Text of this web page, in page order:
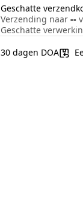
Geschatte
Verzending naar --
Geschatte
30 dagen DOA